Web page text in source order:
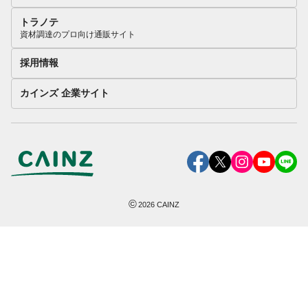
トラノテ
資材調達のプロ向け通販サイト
採用情報
カインズ 企業サイト
©2026 CAINZ